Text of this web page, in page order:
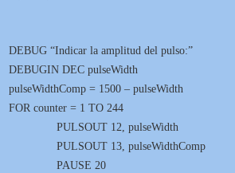
“Indicar la amplitud del pulso:”
DEC pulseWidth
= 1500 – pulseWidth
= 1 TO 244
12, pulseWidth
13, pulseWidthComp
20